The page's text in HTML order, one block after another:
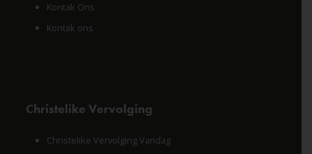
Kontak Ons
Kontak ons
Christelike Vervolging
Christelike Vervolging Vandag